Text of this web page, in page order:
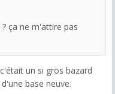
ça ne m'attire pas
un si gros bazard
base neuve.